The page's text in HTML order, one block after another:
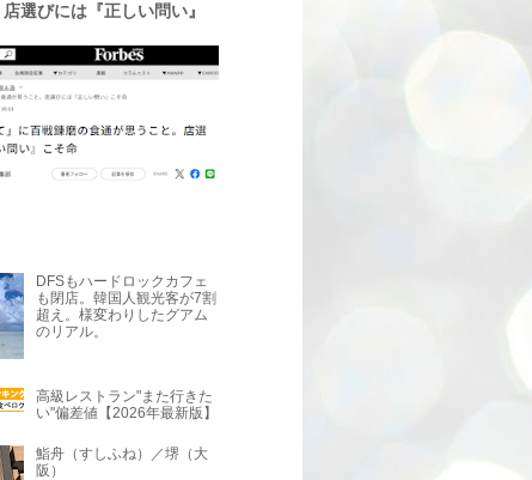
選びには『正しい問い』
DFSもハードロックカフェ
も閉店。韓国人観光客が7割
超え。様変わりしたグアム
のリアル。
高級レストラン"また行きた
い"偏差値【2026年最新版】
鮨舟（すしふね）／堺（大
阪）